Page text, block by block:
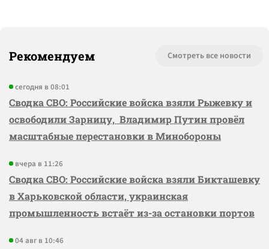
Рекомендуем Смотреть все новости
сегодня в 08:01
Сводка СВО: Российские войска взяли Рыжевку и
освободили Зарницу, Владимир Путин провёл
масштабные перестановки в Минобороны
вчера в 11:26
Сводка СВО: Российские войска взяли Бикташевку
в Харьковской области, украинская
промышленность встаёт из-за остановки портов
04 авг в 10:46